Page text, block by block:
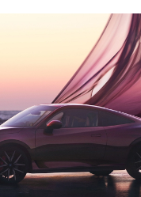
Jimny
スズキ｜
マツダ ロードスター｜